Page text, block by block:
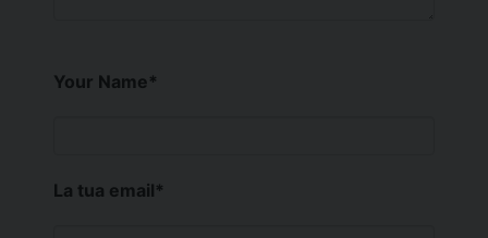
Your Name*
La tua email*